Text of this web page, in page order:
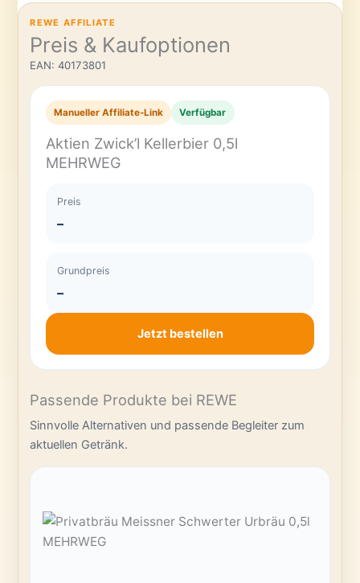
REWE AFFILIATE
Preis & Kaufoptionen
EAN: 40173801
Manueller Affiliate-Link Verfügbar
Aktien Zwick’l Kellerbier 0,5l
MEHRWEG
Preis
–
Grundpreis
–
Jetzt bestellen
Passende Produkte bei REWE
Sinnvolle Alternativen und passende Begleiter zum
aktuellen Getränk.